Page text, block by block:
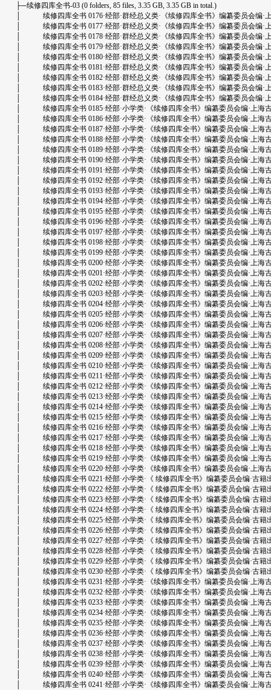
├─续修四库全书-03 (0 folders, 85 files, 3.35 GB, 3.35 GB in total.)
│ 续修四库全书 0176·经部·群经总义类·《续修四库全书》编纂委员会编·
│ 续修四库全书 0177·经部·群经总义类·《续修四库全书》编纂委员会编·
│ 续修四库全书 0178·经部·群经总义类·《续修四库全书》编纂委员会编·
│ 续修四库全书 0179·经部·群经总义类·《续修四库全书》编纂委员会编·
│ 续修四库全书 0180·经部·群经总义类·《续修四库全书》编纂委员会编·
│ 续修四库全书 0181·经部·群经总义类·《续修四库全书》编纂委员会编·
│ 续修四库全书 0182·经部·群经总义类·《续修四库全书》编纂委员会编·
│ 续修四库全书 0183·经部·群经总义类·《续修四库全书》编纂委员会编·
│ 续修四库全书 0184·经部·群经总义类·《续修四库全书》编纂委员会编·
│ 续修四库全书 0185·经部·小学类·《续修四库全书》编纂委员会编·上海
│ 续修四库全书 0186·经部·小学类·《续修四库全书》编纂委员会编·上海
│ 续修四库全书 0187·经部·小学类·《续修四库全书》编纂委员会编·上海
│ 续修四库全书 0188·经部·小学类·《续修四库全书》编纂委员会编·上海
│ 续修四库全书 0189·经部·小学类·《续修四库全书》编纂委员会编·上海
│ 续修四库全书 0190·经部·小学类·《续修四库全书》编纂委员会编·上海
│ 续修四库全书 0191·经部·小学类·《续修四库全书》编纂委员会编·上海
│ 续修四库全书 0192·经部·小学类·《续修四库全书》编纂委员会编·上海
│ 续修四库全书 0193·经部·小学类·《续修四库全书》编纂委员会编·上海
│ 续修四库全书 0194·经部·小学类·《续修四库全书》编纂委员会编·上海
│ 续修四库全书 0195·经部·小学类·《续修四库全书》编纂委员会编·上海
│ 续修四库全书 0196·经部·小学类·《续修四库全书》编纂委员会编·上海
│ 续修四库全书 0197·经部·小学类·《续修四库全书》编纂委员会编·上海
│ 续修四库全书 0198·经部·小学类·《续修四库全书》编纂委员会编·上海
│ 续修四库全书 0199·经部·小学类·《续修四库全书》编纂委员会编·上海
│ 续修四库全书 0200·经部·小学类·《续修四库全书》编纂委员会编·上海
│ 续修四库全书 0201·经部·小学类·《续修四库全书》编纂委员会编·上海
│ 续修四库全书 0202·经部·小学类·《续修四库全书》编纂委员会编·上海
│ 续修四库全书 0203·经部·小学类·《续修四库全书》编纂委员会编·上海
│ 续修四库全书 0204·经部·小学类·《续修四库全书》编纂委员会编·上海
│ 续修四库全书 0205·经部·小学类·《续修四库全书》编纂委员会编·上海
│ 续修四库全书 0206·经部·小学类·《续修四库全书》编纂委员会编·上海
│ 续修四库全书 0207·经部·小学类·《续修四库全书》编纂委员会编·上海
│ 续修四库全书 0208·经部·小学类·《续修四库全书》编纂委员会编·上海
│ 续修四库全书 0209·经部·小学类·《续修四库全书》编纂委员会编·上海
│ 续修四库全书 0210·经部·小学类·《续修四库全书》编纂委员会编·上海
│ 续修四库全书 0211·经部·小学类·《续修四库全书》编纂委员会编·上海
│ 续修四库全书 0212·经部·小学类·《续修四库全书》编纂委员会编·上海
│ 续修四库全书 0213·经部·小学类·《续修四库全书》编纂委员会编·上海
│ 续修四库全书 0214·经部·小学类·《续修四库全书》编纂委员会编·上海
│ 续修四库全书 0215·经部·小学类·《续修四库全书》编纂委员会编·上海
│ 续修四库全书 0216·经部·小学类·《续修四库全书》编纂委员会编·上海
│ 续修四库全书 0217·经部·小学类·《续修四库全书》编纂委员会编·上海
│ 续修四库全书 0218·经部·小学类·《续修四库全书》编纂委员会编·上海
│ 续修四库全书 0219·经部·小学类·《续修四库全书》编纂委员会编·上海
│ 续修四库全书 0220·经部·小学类·《续修四库全书》编纂委员会编·上海
│ 续修四库全书 0221·经部·小学类·《 续修四库全书》编纂委员会编·古籍
│ 续修四库全书 0222·经部·小学类·《 续修四库全书》编纂委员会编·古籍
│ 续修四库全书 0223·经部·小学类·《 续修四库全书》编纂委员会编·古籍
│ 续修四库全书 0224·经部·小学类·《 续修四库全书》编纂委员会编·古籍
│ 续修四库全书 0225·经部·小学类·《 续修四库全书》编纂委员会编·古籍
│ 续修四库全书 0226·经部·小学类·《 续修四库全书》编纂委员会编·古籍
│ 续修四库全书 0227·经部·小学类·《 续修四库全书》编纂委员会编·古籍
│ 续修四库全书 0228·经部·小学类·《 续修四库全书》编纂委员会编·古籍
│ 续修四库全书 0229·经部·小学类·《 续修四库全书》编纂委员会编·古籍
│ 续修四库全书 0230·经部·小学类·《 续修四库全书》编纂委员会编·古籍
│ 续修四库全书 0231·经部·小学类·《续修四库全书》编纂委员会编·上海
│ 续修四库全书 0232·经部·小学类·《续修四库全书》编纂委员会编·上海
│ 续修四库全书 0233·经部·小学类·《续修四库全书》编纂委员会编·上海
│ 续修四库全书 0234·经部·小学类·《续修四库全书》编纂委员会编·上海
│ 续修四库全书 0235·经部·小学类·《续修四库全书》编纂委员会编·上海
│ 续修四库全书 0236·经部·小学类·《续修四库全书》编纂委员会编·上海
│ 续修四库全书 0237·经部·小学类·《续修四库全书》编纂委员会编·上海
│ 续修四库全书 0238·经部·小学类·《续修四库全书》编纂委员会编·上海
│ 续修四库全书 0239·经部·小学类·《续修四库全书》编纂委员会编·上海
│ 续修四库全书 0240·经部·小学类·《续修四库全书》编纂委员会编·上海
│ 续修四库全书 0241·经部·小学类·《续修四库全书》编纂委员会编·上海